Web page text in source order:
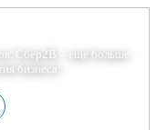
Сбер2В – еще больше
бизнеса!